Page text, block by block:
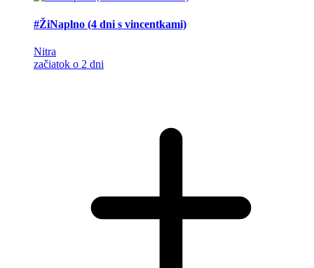
#ŽiNaplno (4 dni s vincentkami)
Nitra
začiatok o 2 dni